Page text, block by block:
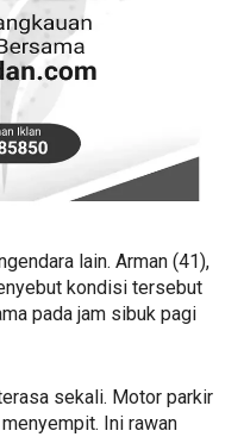
lain. Arman (41),
kondisi tersebut
pada jam sibuk pagi
sekali. Motor parkir
Ini rawan